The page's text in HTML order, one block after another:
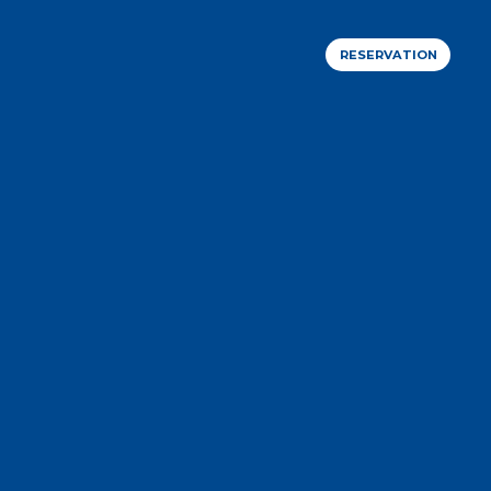
RESERVATION